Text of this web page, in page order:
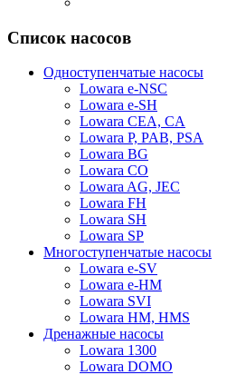
Список насосов
Одноступенчатые насосы
Lowara e-NSC
Lowara e-SH
Lowara CEA, CA
Lowara P, PAB, PSA
Lowara BG
Lowara CO
Lowara AG, JEC
Lowara FH
Lowara SH
Lowara SP
Многоступенчатые насосы
Lowara e-SV
Lowara e-HM
Lowara SVI
Lowara HM, HMS
Дренажные насосы
Lowara 1300
Lowara DOMO